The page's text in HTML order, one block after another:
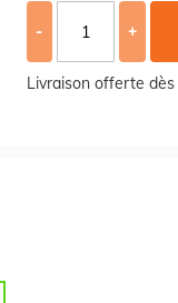
- +
Livraison offerte dès